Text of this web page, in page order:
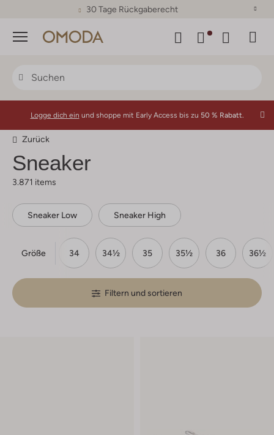
30 Tage Rückgaberecht
Menü
Logge dich ein und shoppe mit Early Access bis zu 50 % Rabatt.
Zurück
Sneaker
3.871 items
Sneaker Low Sneaker High
Größe
33½ 34 34½ 35 35½ 36 36½
Filtern und sortieren